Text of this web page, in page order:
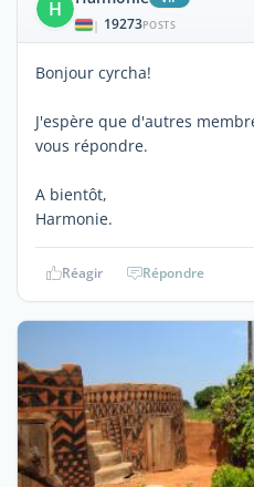
H
| 19273POSTS
Bonjour cyrcha!
J'espère que d'autres
vous répondre.
A bientôt,
Harmonie.
Réagir Répondre